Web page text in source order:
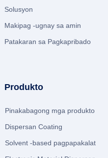
Solusyon
Makipag -ugnay sa amin
Patakaran sa Pagkapribado
Produkto
Pinakabagong mga produkto
Dispersan Coating
Solvent -based pagpapakalat